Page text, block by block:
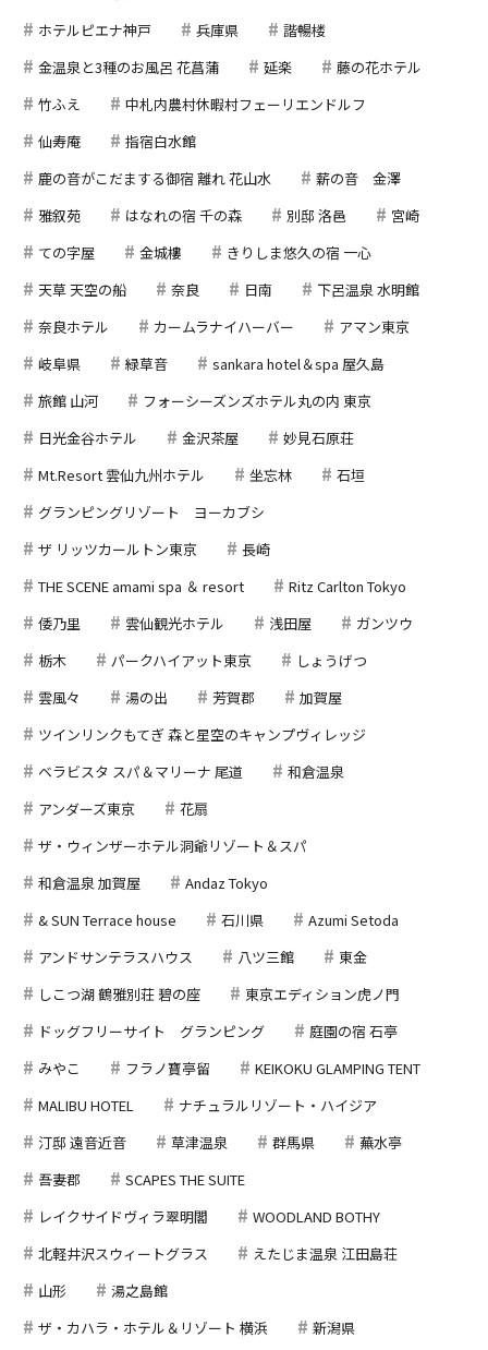
ホテルピエナ神戸
兵庫県
諧暢楼
金温泉と3種のお風呂 花菖蒲
延楽
藤の花ホテル
竹ふえ
中札内農村休暇村フェーリエンドルフ
仙寿庵
指宿白水館
鹿の音がこだまする御宿 離れ 花山水
薪の音 金澤
雅叙苑
はなれの宿 千の森 別邸 洛邑
宮崎
ての字屋
金城樓
きりしま悠久の宿 一心
天草 天空の船
奈良 日南
下呂温泉 水明館
奈良ホテル
カームラナイハーバー
アマン東京
岐阜県
緑草音
sankara hotel＆spa 屋久島
旅館 山河
フォーシーズンズホテル丸の内 東京
日光金谷ホテル
金沢茶屋
妙見石原荘
Mt.Resort 雲仙九州ホテル
坐忘林
石垣
グランピングリゾート ヨーカブシ
ザ リッツカールトン東京
長崎
THE SCENE amami spa ＆ resort
Ritz Carlton Tokyo
倭乃里
雲仙観光ホテル 浅田屋
ガンツウ
栃木
パークハイアット東京
しょうげつ
雲風々
湯の出 芳賀郡
加賀屋
ツインリンクもてぎ 森と星空のキャンプヴィレッジ
ベラビスタ スパ＆マリーナ 尾道
和倉温泉
アンダーズ東京
花扇
ザ・ウィンザーホテル洞爺リゾート＆スパ
和倉温泉 加賀屋
Andaz Tokyo
& SUN Terrace house
石川県
Azumi Setoda
アンドサンテラスハウス
八ツ三館
東金
しこつ湖 鶴雅別荘 碧の座
東京エディション虎ノ門
ドッグフリーサイト グランピング
庭園の宿 石亭
みやこ
フラノ寶亭留
KEIKOKU GLAMPING TENT
MALIBU HOTEL
ナチュラルリゾート・ハイジア
汀邸 遠音近音
草津温泉 群馬県
蕪水亭
吾妻郡
SCAPES THE SUITE
レイクサイドヴィラ翠明閣
WOODLAND BOTHY
北軽井沢スウィートグラス
えたじま温泉 江田島荘
山形
湯之島館
ザ・カハラ・ホテル＆リゾート 横浜
新潟県